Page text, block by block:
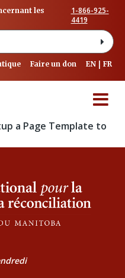
les
1-866-925-
4419
Faire un don EN FR
a Page Template to